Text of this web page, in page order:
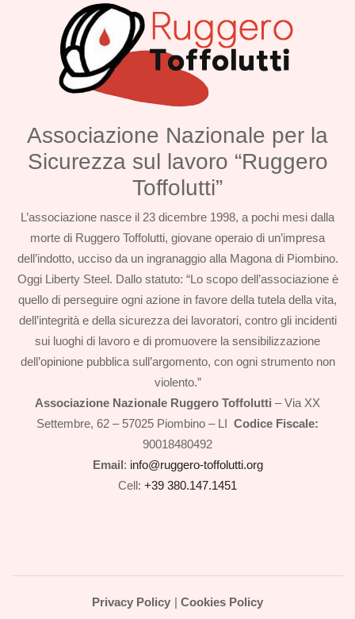
Associazione Nazionale per la
Sicurezza sul lavoro “Ruggero
Toffolutti”
L’associazione nasce il 23 dicembre 1998, a pochi mesi dalla
morte di Ruggero Toffolutti, giovane operaio di un’impresa
dell’indotto, ucciso da un ingranaggio alla Magona di Piombino.
Oggi Liberty Steel. Dallo statuto: “Lo scopo dell’associazione è
quello di perseguire ogni azione in favore della tutela della vita,
dell’integrità e della sicurezza dei lavoratori, contro gli incidenti
sui luoghi di lavoro e di promuovere la sensibilizzazione
dell’opinione pubblica sull’argomento, con ogni strumento non
violento.”
Associazione Nazionale Ruggero Toffolutti – Via XX
Settembre, 62 – 57025 Piombino – LI Codice Fiscale:
90018480492
Email: info@ruggero-toffolutti.org
Cell: +39 380.147.1451
Privacy Policy | Cookies Policy